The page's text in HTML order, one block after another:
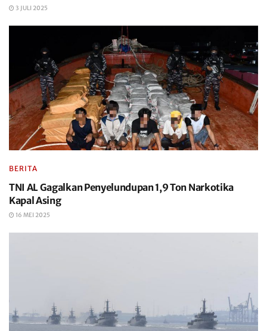
3 JULI 2025
BERITA
TNI AL Gagalkan Penyelundupan 1,9 Ton Narkotika
Kapal Asing
16 MEI 2025